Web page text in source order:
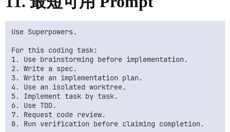
Use Superpowers.
For this coding task:
1. Use brainstorming before implementation.
2. Write a spec.
3. Write an implementation plan.
4. Use an isolated worktree.
5. Implement task by task.
6. Use TDD.
7. Request code review.
8. Run verification before claiming completion.